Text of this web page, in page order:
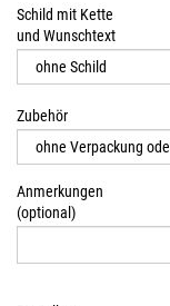
Schild mit Kette
und Wunschtext
Zubehör
Anmerkungen
(optional)